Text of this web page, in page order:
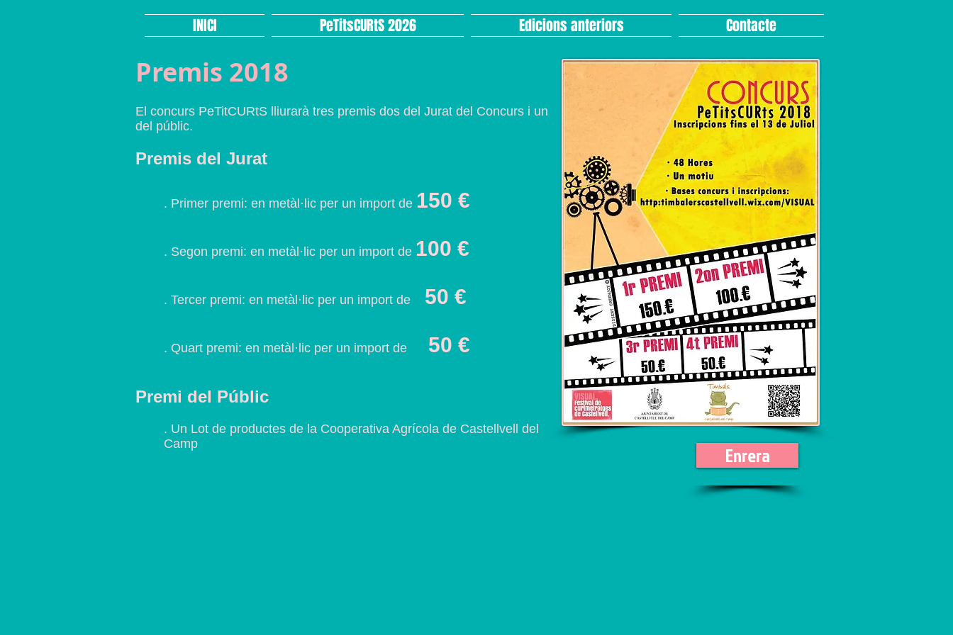
INICI PeTitsCURtS 2026 Edicions anteriors Contacte
Premis 2018
El concurs PeTitCURtS lliurarà tres premis dos del Jurat del Concurs i un
del públic.
Premis del Jurat
. Primer premi: en metàl·lic per un import de 150 €
. Segon premi: en metàl·lic per un import de 100 €
. Tercer premi: en metàl·lic per un import de 50 €
. Quart premi: en metàl·lic per un import de 50 €
Premi del Públic
. Un Lot de productes de la Cooperativa Agrícola de Castellvell del
Camp
Enrera